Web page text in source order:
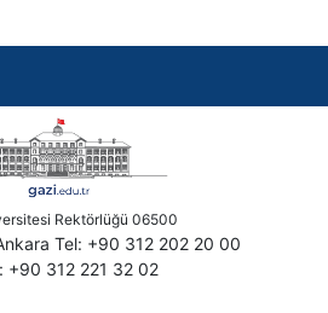
Rektörlüğü 06500
Tel: +90 312 202 20 00
+90 312 221 32 02